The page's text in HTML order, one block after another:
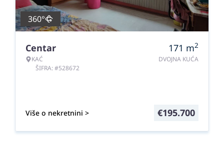
360°
Centar
KAĆ
ŠIFRA: #528672
171 m2
DVOJNA KUĆA
Više o nekretnini > €195.700